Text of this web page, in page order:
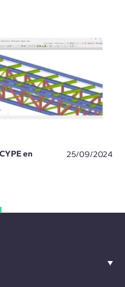
en
25/09/2024